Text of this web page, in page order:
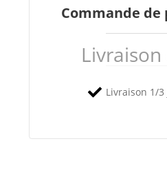
Commande de
Livraison 1/